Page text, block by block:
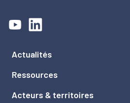
Actualités
Ressources
Acteurs & territoires